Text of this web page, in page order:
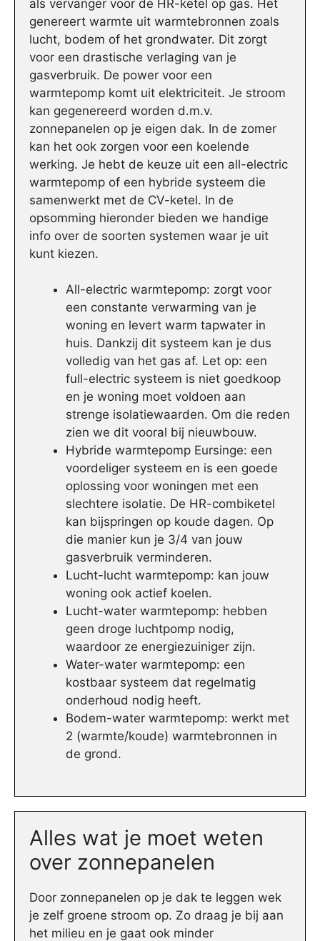
als vervanger voor de HR-ketel op gas. Het
genereert warmte uit warmtebronnen zoals
lucht, bodem of het grondwater. Dit zorgt
voor een drastische verlaging van je
gasverbruik. De power voor een
warmtepomp komt uit elektriciteit. Je stroom
kan gegenereerd worden d.m.v.
zonnepanelen op je eigen dak. In de zomer
kan het ook zorgen voor een koelende
werking. Je hebt de keuze uit een all-electric
warmtepomp of een hybride systeem die
samenwerkt met de CV-ketel. In de
opsomming hieronder bieden we handige
info over de soorten systemen waar je uit
kunt kiezen.
All-electric warmtepomp: zorgt voor
een constante verwarming van je
woning en levert warm tapwater in
huis. Dankzij dit systeem kan je dus
volledig van het gas af. Let op: een
full-electric systeem is niet goedkoop
en je woning moet voldoen aan
strenge isolatiewaarden. Om die reden
zien we dit vooral bij nieuwbouw.
Hybride warmtepomp Eursinge: een
voordeliger systeem en is een goede
oplossing voor woningen met een
slechtere isolatie. De HR-combiketel
kan bijspringen op koude dagen. Op
die manier kun je 3/4 van jouw
gasverbruik verminderen.
Lucht-lucht warmtepomp: kan jouw
woning ook actief koelen.
Lucht-water warmtepomp: hebben
geen droge luchtpomp nodig,
waardoor ze energiezuiniger zijn.
Water-water warmtepomp: een
kostbaar systeem dat regelmatig
onderhoud nodig heeft.
Bodem-water warmtepomp: werkt met
2 (warmte/koude) warmtebronnen in
de grond.
Alles wat je moet weten
over zonnepanelen
Door zonnepanelen op je dak te leggen wek
je zelf groene stroom op. Zo draag je bij aan
het milieu en je gaat ook minder